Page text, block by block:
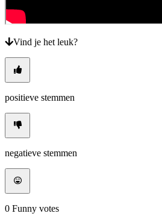
Vind je het leuk?
positieve stemmen
negatieve stemmen
0 Funny votes